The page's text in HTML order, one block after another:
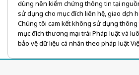
dùng nên kiểm chứng thông tin tại
sử dụng cho mục đích liên hệ, giao dịch
Chúng tôi cam kết không sử dụng
mục đích thương mại trái Pháp luật và
bảo vệ dữ liệu cá nhân theo pháp luật